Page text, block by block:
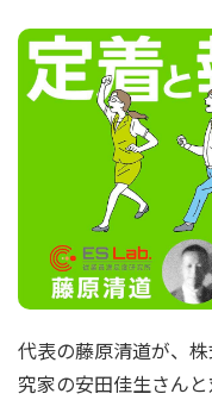
代表の藤原清道が、
究家の安田佳生さんと